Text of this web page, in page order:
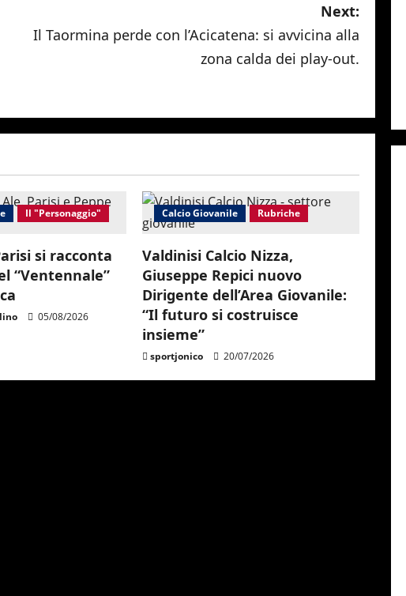
Next:
Il Taormina perde con l’Acicatena: si avvicina alla
zona calda dei play-out.
Il "Personaggio"
si racconta
“Ventennale”
05/08/2026
Calcio Giovanile Rubriche
Valdinisi Calcio Nizza,
Giuseppe Repici nuovo
Dirigente dell’Area Giovanile:
“Il futuro si costruisce
insieme”
sportjonico 20/07/2026